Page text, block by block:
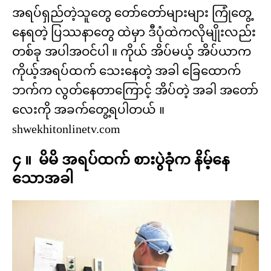
အရပ်ရှည်တဲ့သူတွေ တော်တော်များများ ကြုံတွေ့
နေရတဲ့ ပြဿနာတွေ ထဲမှာ ဒီပုံထဲကလိုမျိုးလည်း
တစ်ခု အပါအဝင်ပါ ။ ကိုယ် အိပ်မယ့် အိပ်ယာက
ကိုယ့်အရပ်ထက် သေးနေတဲ့ အခါ ခြေထောက်
ဘက်က လွတ်နေတာကြောင့် အိပ်တဲ့ အခါ အတော်
လေးကို အခက်တွေ့ရပါတယ် ။
shwekhitonlinetv.com
၄ ။ မိမိ အရပ်ထက် စားပွဲခုံက နိမ့်နေ
သောအခါ